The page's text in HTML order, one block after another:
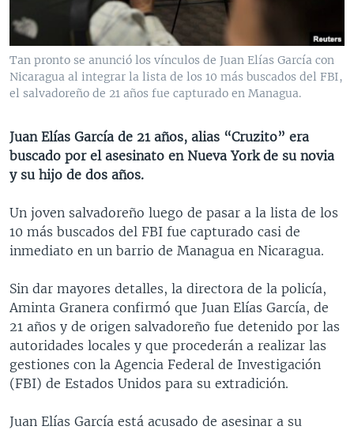
BRASIL
ENTRETENIMIENTO Y CULTURA
TECNOLOGÍA
DEPORTES
CIENCIA Y SALUD
VIDEOS
FOTOGRAFÍA
AUDIOS
PROGRAMAS TV
EL MUNDO AL DÍA
FORO INTERAMERICANO
VISIÓN 360
LAS CLAVES
PANORAMA
RADIO
AVANCE INFORMATIVO
AUDIONOTICIAS
BUENOS DÍAS AMÉRICA
ESTADOS UNIDOS AL DÍA
EL MUNDO AL DÍA [RADIO]
NOTA ECONÓMICA
ENTRETENIMIENTO
DIRECT
DOCUMENTALES DE LA VOA
Learning English
SÍGANOS
Idiomas
Tan pronto se anunció los vínculos de Juan Elías García con
Nicaragua al integrar la lista de los 10 más buscados del FBI,
el salvadoreño de 21 años fue capturado en Managua.
Juan Elías García de 21 años, alias “Cruzito” era
buscado por el asesinato en Nueva York de su novia
y su hijo de dos años.
Un joven salvadoreño luego de pasar a la lista de los
10 más buscados del FBI fue capturado casi de
inmediato en un barrio de Managua en Nicaragua.
Sin dar mayores detalles, la directora de la policía,
Aminta Granera confirmó que Juan Elías García, de
21 años y de origen salvadoreño fue detenido por las
autoridades locales y que procederán a realizar las
gestiones con la Agencia Federal de Investigación
(FBI) de Estados Unidos para su extradición.
Juan Elías García está acusado de asesinar a su